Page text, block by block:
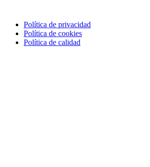
Política de privacidad
Política de cookies
Política de calidad